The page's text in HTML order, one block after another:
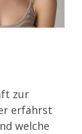
zur
erfährst
welche